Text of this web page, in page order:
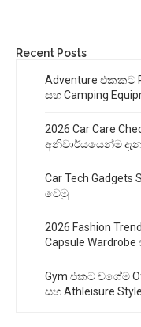
Recent Posts
Adventure එකකට
සහ Camping
2026 Car Care
අනිවාර්යයෙන්ම
Car Tech Gadgets
වෙමු
2026 Fashion
Capsule
Gym එකට වගේම
සහ Athleisure